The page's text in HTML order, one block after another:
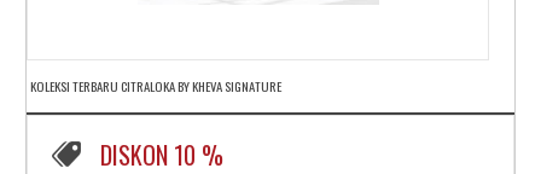
KOLEKSI TERBARU CITRALOKA BY KHEVA SIGNATURE
DISKON 10 %